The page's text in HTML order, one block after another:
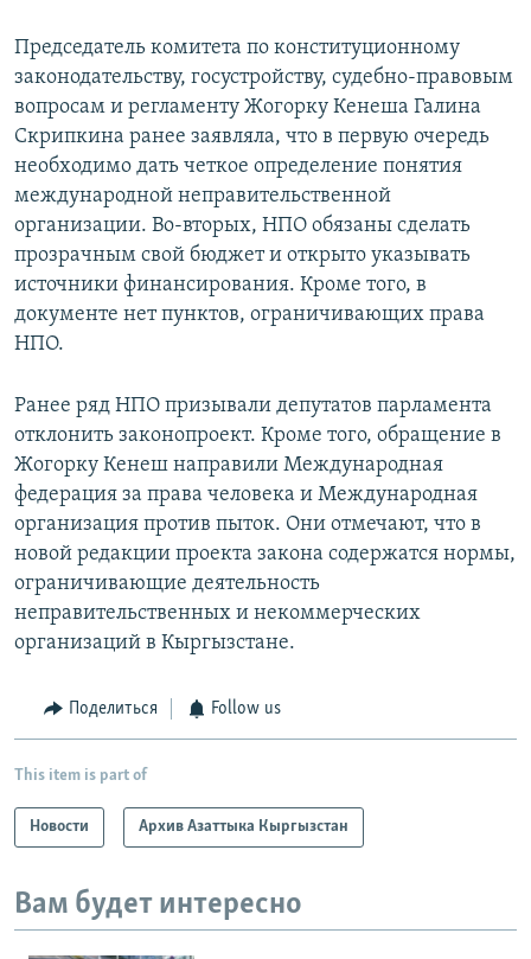
Председатель комитета по конституционному
законодательству, госустройству, судебно-правовым
вопросам и регламенту Жогорку Кенеша Галина
Скрипкина ранее заявляла, что в первую очередь
необходимо дать четкое определение понятия
международной неправительственной
организации. Во-вторых, НПО обязаны сделать
прозрачным свой бюджет и открыто указывать
источники финансирования. Кроме того, в
документе нет пунктов, ограничивающих права
НПО.
Ранее ряд НПО призывали депутатов парламента
отклонить законопроект. Кроме того, обращение в
Жогорку Кенеш направили Международная
федерация за права человека и Международная
организация против пыток. Они отмечают, что в
новой редакции проекта закона содержатся нормы,
ограничивающие деятельность
неправительственных и некоммерческих
организаций в Кыргызстане.
Поделиться Follow us
This item is part of
Новости Архив Азаттыка Кыргызстан
Вам будет интересно